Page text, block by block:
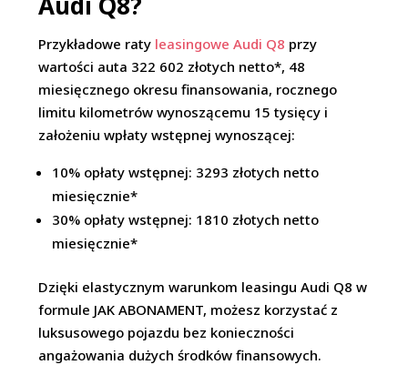
Przykładowe raty leasingowe Audi Q8 przy
wartości auta 322 602 złotych netto*, 48
miesięcznego okresu finansowania, rocznego
limitu kilometrów wynoszącemu 15 tysięcy i
założeniu wpłaty wstępnej wynoszącej:
10% opłaty wstępnej: 3293 złotych netto
miesięcznie*
30% opłaty wstępnej: 1810 złotych netto
miesięcznie*
Dzięki elastycznym warunkom leasingu Audi Q8 w
formule JAK ABONAMENT, możesz korzystać z
luksusowego pojazdu bez konieczności
angażowania dużych środków finansowych.